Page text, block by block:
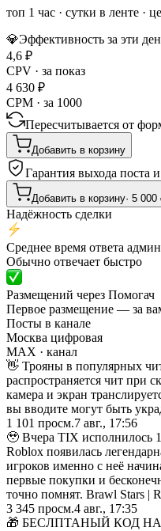
топ 1 час · сутки в ленте ·
💎Эффективность за эти
4,6 ₽
CPV · за показ
4 630 ₽
CPM · за 1000
Пересчитывается от
Добавить в корзину
Гарантия выхода поста и
Добавить в корзину· 5 000
Надёжность сделки
Среднее время ответа
Обычно отвечает быстро
Размещений через Помогач
Первое размещение — за
Посты в канале
Москва цифровая
MAX · канал
👋 Трояны в популярных
распространяется чит при
камера и экран
вы вводите могут быть
1 101 просм.7 авг., 17:56
🥹 Вчера TIX исполнилось
Roblox появилась
игроков именно с неё
первые покупки и
точно помнят. Brawl Stars |
3 345 просм.4 авг., 17:35
🎁 БЕСЛПТАНЫЙ КОД НА